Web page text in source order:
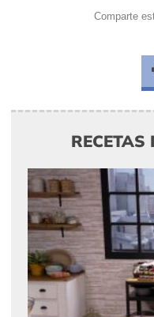
Comparte